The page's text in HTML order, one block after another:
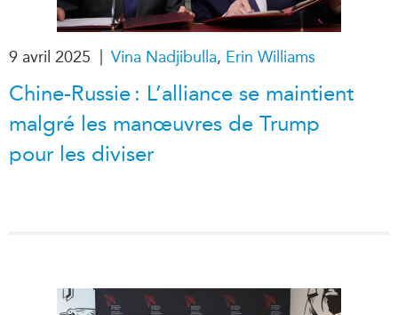
9 avril 2025 | Vina Nadjibulla, Erin Williams
Chine-Russie : L’alliance se maintient
malgré les manœuvres de Trump
pour les diviser